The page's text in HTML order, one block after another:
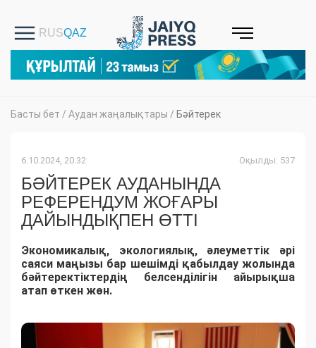
Басты бет / Аудан жаңалықтары / Бәйтерек
6.10.2024, 20:32 Оқылды: 537
БӘЙТЕРЕК АУДАНЫНДА
РЕФЕРЕНДУМ ЖОҒАРЫ
ДАЙЫНДЫҚПЕН ӨТТІ
Экономикалық, экологиялық, әлеуметтік әрі
саяси маңызы бар шешімді қабылдау жолында
бәйтеректіктердің белсенділігін айырықша
атап өткен жөн.